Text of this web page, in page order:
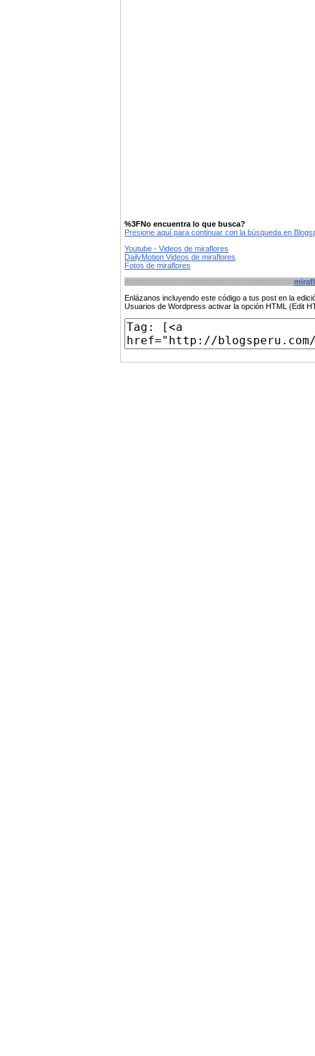
%3FNo encuentra lo que busca?
Presione aquí para continuar con la búsqueda en
Youtube - Videos de miraflores
DailyMotion Videos de miraflores
Fotos de miraflores
Enlázanos incluyendo este código a tus post en la
Usuarios de Wordpress activar la opción HTML (Edit